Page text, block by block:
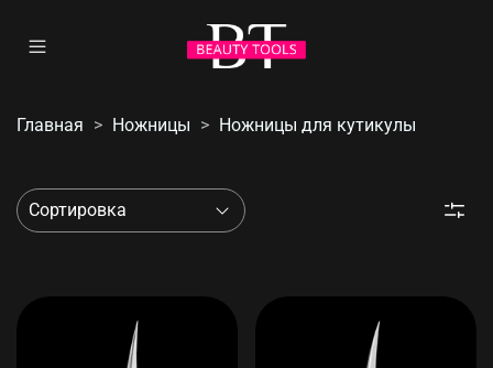
Главная Ножницы Ножницы для кутикулы